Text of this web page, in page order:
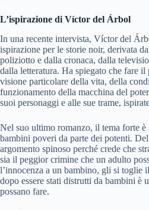
L’ispirazione di Víctor del Árbol
In una recente intervista, Víctor del
ispirazione per le storie noir, derivata
poliziotto e dalla cronaca, dalla
dalla letteratura. Ha spiegato che fare
visione particolare della vita, della
funzionamento della macchina del
suoi personaggi e alle sue trame,
Nel suo ultimo romanzo, il tema forte è
bambini poveri da parte dei potenti.
argomento spinoso perché crede che
sia il peggior crimine che un adulto
l’innocenza a un bambino, gli si toglie
dopo essere stati distrutti da bambini è
possano fare.